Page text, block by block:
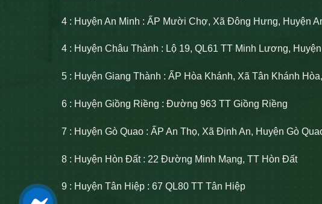
4 : Huyện An Minh : ẤP Mười Chợ, Xã Đông Hưng, Huyện
4 : Huyện Châu Thành : Lộ 19, QL61 TT Minh Lương,
5 : Huyện Giang Thành : ẤP Hòa Khánh, Xã Tân Khánh
6 : Huyện Giồng Riềng : Đường 963 TT Giồng Riềng
7 : Huyện Gò Quao : ẤP An Thọ, Xã Định An, Huyện Gò
8 : Huyện Hòn Đất : 22 Đường Minh Mạng, TT Hòn Đất
9 : Huyện Tân Hiệp : 67 QL80 TT Tân Hiệp